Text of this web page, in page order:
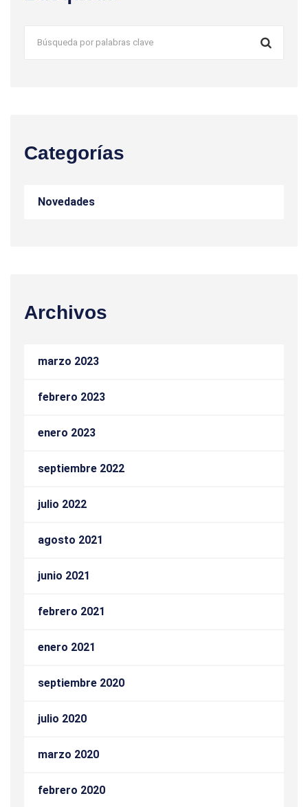
Categorías
Novedades
Archivos
marzo 2023
febrero 2023
enero 2023
septiembre 2022
julio 2022
agosto 2021
junio 2021
febrero 2021
enero 2021
septiembre 2020
julio 2020
marzo 2020
febrero 2020